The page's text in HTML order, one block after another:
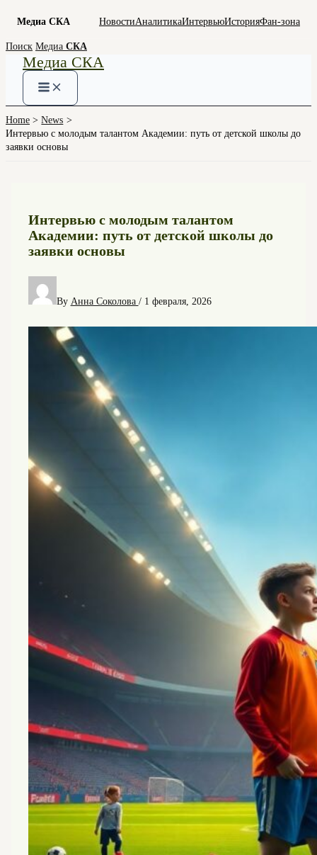
Медиа СКА НовостиАналитикаИнтервьюИсторияФан-зона
Skip
content
Поиск Медиа СКА
Медиа СКА
Home
News
Интервью с молодым талантом Академии: путь от детской школы до
заявки основы
Интервью с молодым талантом
Академии: путь от детской школы до
заявки основы
By Анна Соколова / 1 февраля, 2026